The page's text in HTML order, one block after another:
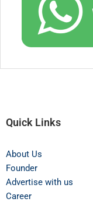
Quick Links
About Us
Founder
Advertise with us
Career